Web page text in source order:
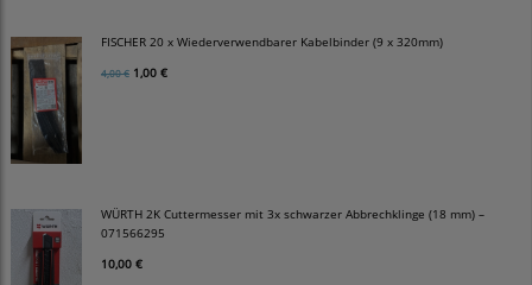
FISCHER 20 x Wiederverwendbarer Kabelbinder (9 x 320mm)
4,00 € 1,00 €
WÜRTH 2K Cuttermesser mit 3x schwarzer Abbrechklinge (18 mm) –
071566295
10,00 €